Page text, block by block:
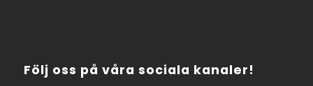
Följ oss på våra sociala kanaler!